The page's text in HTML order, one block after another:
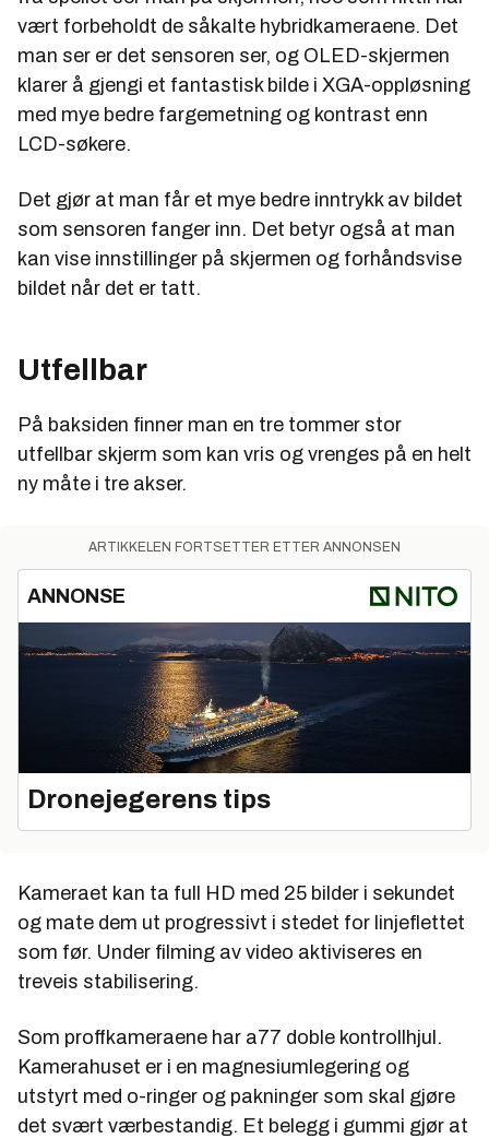
vært forbeholdt de såkalte hybridkameraene. Det
man ser er det sensoren ser, og OLED-skjermen
klarer å gjengi et fantastisk bilde i XGA-oppløsning
med mye bedre fargemetning og kontrast enn
LCD-søkere.
Det gjør at man får et mye bedre inntrykk av bildet
som sensoren fanger inn. Det betyr også at man
kan vise innstillinger på skjermen og forhåndsvise
bildet når det er tatt.
Utfellbar
På baksiden finner man en tre tommer stor
utfellbar skjerm som kan vris og vrenges på en helt
ny måte i tre akser.
ARTIKKELEN FORTSETTER ETTER ANNONSEN
ANNONSE
Dronejegerens tips
Kameraet kan ta full HD med 25 bilder i sekundet
og mate dem ut progressivt i stedet for linjeflettet
som før. Under filming av video aktiviseres en
treveis stabilisering.
Som proffkameraene har a77 doble kontrollhjul.
Kamerahuset er i en magnesiumlegering og
utstyrt med o-ringer og pakninger som skal gjøre
det svært værbestandig. Et belegg i gummi gjør at